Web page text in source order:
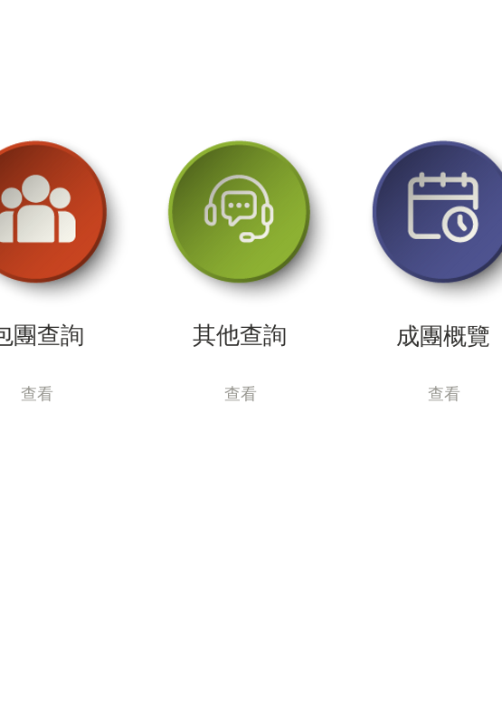
團查詢 其他查詢 成團概覽
查看 查看 查看